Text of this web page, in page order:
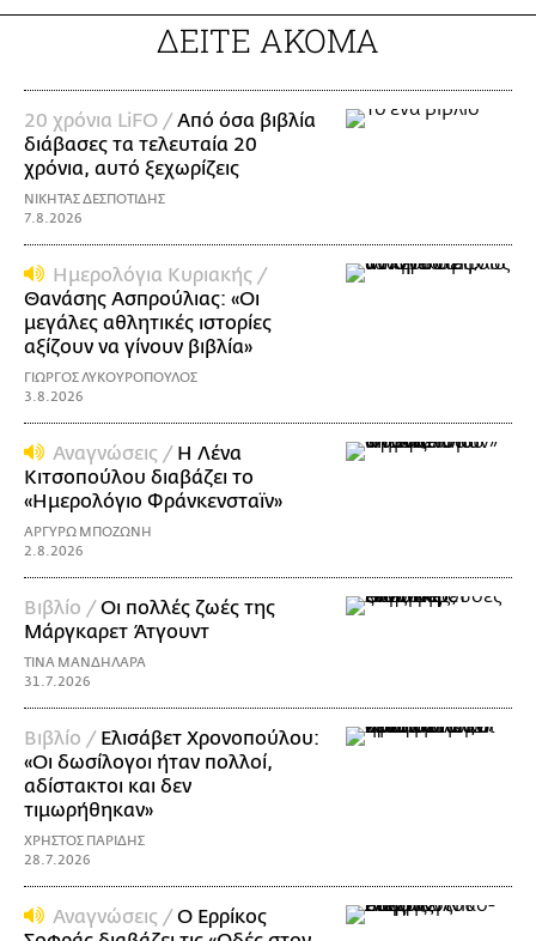
ΔΕΙΤΕ ΑΚΟΜΑ
20 χρόνια LiFO /Από όσα βιβλία
διάβασες τα τελευταία 20
χρόνια, αυτό ξεχωρίζεις
ΝΙΚΗΤΑΣ ΔΕΣΠΟΤΙΔΗΣ
7.8.2026
Ημερολόγια Κυριακής /
Θανάσης Ασπρούλιας: «Οι
μεγάλες αθλητικές ιστορίες
αξίζουν να γίνουν βιβλία»
ΓΙΩΡΓΟΣ ΛΥΚΟΥΡΟΠΟΥΛΟΣ
3.8.2026
Αναγνώσεις / Η Λένα
Κιτσοπούλου διαβάζει το
«Ημερολόγιο Φράνκενσταϊν»
ΑΡΓΥΡΩ ΜΠΟΖΩΝΗ
2.8.2026
Βιβλίο /Οι πολλές ζωές της
Μάργκαρετ Άτγουντ
ΤΙΝΑ ΜΑΝΔΗΛΑΡΑ
31.7.2026
Βιβλίο / Ελισάβετ Χρονοπούλου:
«Οι δωσίλογοι ήταν πολλοί,
αδίστακτοι και δεν
τιμωρήθηκαν»
ΧΡΗΣΤΟΣ ΠΑΡΙΔΗΣ
28.7.2026
Αναγνώσεις /Ο Ερρίκος